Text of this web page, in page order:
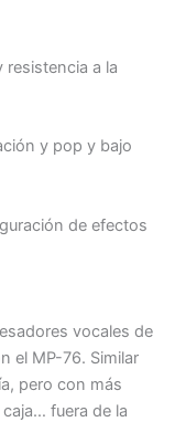
resistencia a la
y pop y bajo
de efectos
vocales de
el MP-76. Similar
pero con más
fuera de la